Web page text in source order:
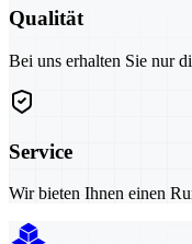
Qualität
Bei uns erhalten Sie nur
Service
Wir bieten Ihnen einen